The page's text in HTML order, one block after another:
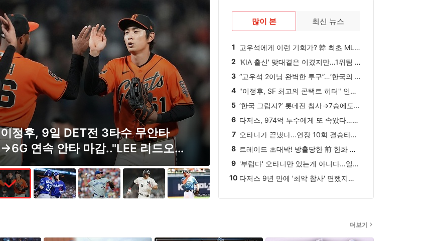
이정후, 9일 DET전 3타수 무안타
→6G 연속 안타 마감.."LEE 리드오
프..
다저스 9년 만에 '최악 참사' 면했지
만.. 분위기 안 좋다 → "문제는..
스포츠조선
많이 본 최신 뉴스
1
고우석에게 이런 기회가? 韓 최초 ML 최애 '꿈의 구장' 간다…등판 여부 관심집중
2
'KIA 출신' 맞대결은 이겼지만…1위팀 쫓겨난 투수, 美 복귀전도 망쳤다
3
“고우석 2이닝 완벽한 투구”…‘한국의 리베라’ MLB 복귀 가능성 높인다
4
"이정후, SF 최고의 콘택트 히터" 인정 받았다…그런데 리드오프 배치는 '그닥'이라고?
5
‘한국 그립지?’ 롯데전 참사→7승에도 방출 수모…美 복귀전도 꼬였다, 2이닝 1실점 조기 강판+패전 눈물
6
다저스, 974억 투수에게 또 속았다…로버츠 감독은 그래도 믿는다고? "이 모습은 처음이야"
7
오타니가 끝냈다…연장 10회 결승타로 다저스 ‘7연패’ 탈출
8
트레이드 초대박! 방출당한 前 한화 중견수가 팀 2위 견인…이적 후 '13홈런 OPS 1.039' 맹활약, 포스트시즌에서도 이어질까
9
'부럽다' 오타니만 있는게 아니다…일본인 메이저리거 100홈런 폭발, 161km 강속구 밀어쳐 대기록 완성
10
다저스 9년 만에 '최악 참사' 면했지만.. 분위기 안 좋다 → "문제는 더욱 심각해지고 있다"
더보기